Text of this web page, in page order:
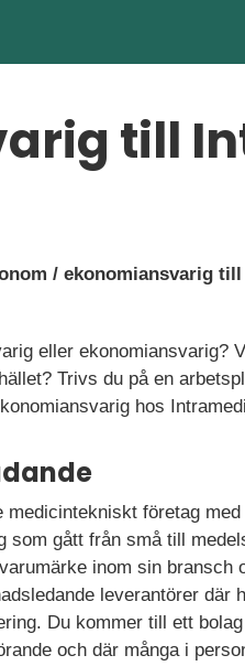
till
/ ekonomiansvarig
eller ekonomiansvarig?
Trivs du på en
hos
företag
som gått från små till
inom sin bransch
leverantörer där
Du kommer till ett
och där många i